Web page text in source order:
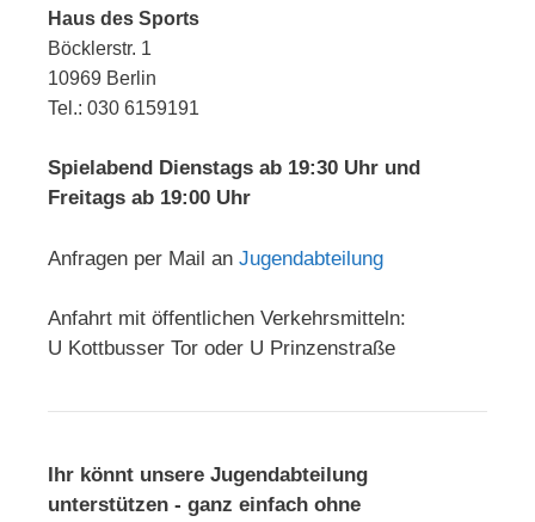
Haus des Sports
Böcklerstr. 1
10969 Berlin
Tel.: 030 6159191
Spielabend Dienstags ab 19:30 Uhr und
Freitags ab 19:00 Uhr
Anfragen per Mail an Jugendabteilung
Anfahrt mit öffentlichen Verkehrsmitteln:
U Kottbusser Tor oder U Prinzenstraße
Ihr könnt unsere Jugendabteilung
unterstützen - ganz einfach ohne